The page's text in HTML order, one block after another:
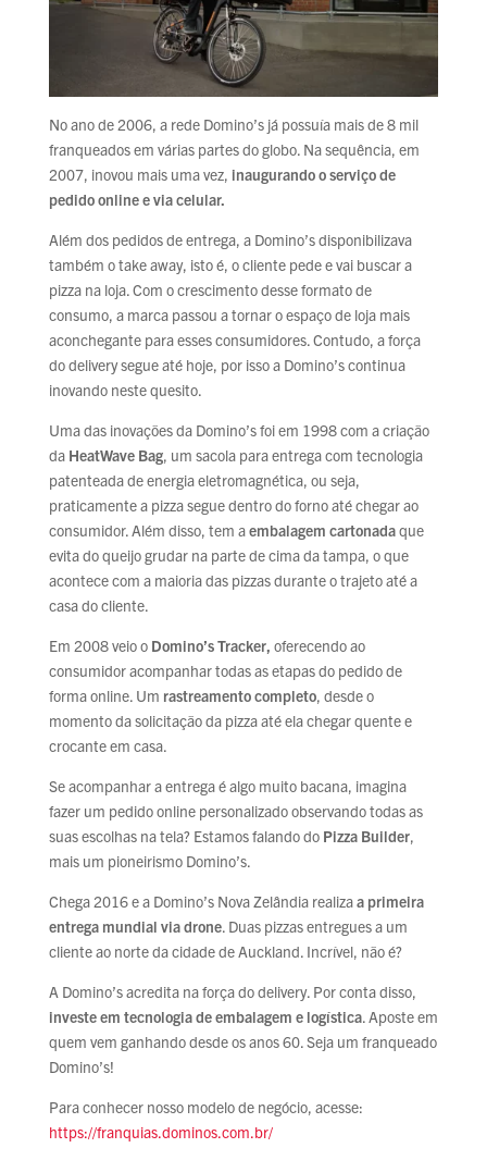
No ano de 2006, a rede Domino’s já possuía mais de 8 mil
franqueados em várias partes do globo. Na sequência, em
2007, inovou mais uma vez, inaugurando o serviço de
pedido online e via celular.
Além dos pedidos de entrega, a Domino’s disponibilizava
também o take away, isto é, o cliente pede e vai buscar a
pizza na loja. Com o crescimento desse formato de
consumo, a marca passou a tornar o espaço de loja mais
aconchegante para esses consumidores. Contudo, a força
do delivery segue até hoje, por isso a Domino’s continua
inovando neste quesito.
Uma das inovações da Domino’s foi em 1998 com a criação
da HeatWave Bag, um sacola para entrega com tecnologia
patenteada de energia eletromagnética, ou seja,
praticamente a pizza segue dentro do forno até chegar ao
consumidor. Além disso, tem aembalagem cartonadaque
evita do queijo grudar na parte de cima da tampa, o que
acontece com a maioria das pizzas durante o trajeto até a
casa do cliente.
Em 2008 veio o Domino’s Tracker, oferecendo ao
consumidor acompanhar todas as etapas do pedido de
forma online. Um rastreamento completo, desde o
momento da solicitação da pizza até ela chegar quente e
crocante em casa.
Se acompanhar a entrega é algo muito bacana, imagina
fazer um pedido online personalizado observando todas as
suas escolhas na tela? Estamos falando do Pizza Builder,
mais um pioneirismo Domino’s.
Chega 2016 e a Domino’s Nova Zelândia realizaa primeira
entrega mundial via drone. Duas pizzas entregues a um
cliente ao norte da cidade de Auckland. Incrível, não é?
A Domino’s acredita na força do delivery. Por conta disso,
investe em tecnologia de embalagem e logística. Aposte em
quem vem ganhando desde os anos 60. Seja um franqueado
Domino’s!
Para conhecer nosso modelo de negócio, acesse:
https://franquias.dominos.com.br/